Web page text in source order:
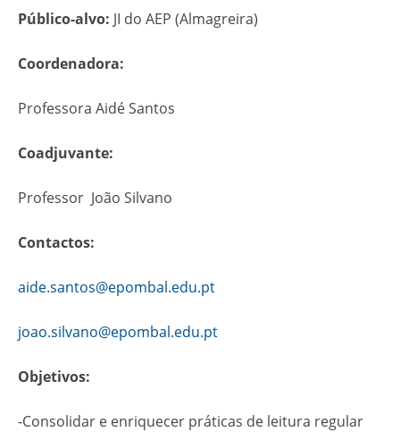
Público-alvo: JI do AEP (Almagreira)
Coordenadora:
Professora Aidé Santos
Coadjuvante:
Professor João Silvano
Contactos:
aide.santos@epombal.edu.pt
joao.silvano@epombal.edu.pt
Objetivos:
-Consolidar e enriquecer práticas de leitura regular